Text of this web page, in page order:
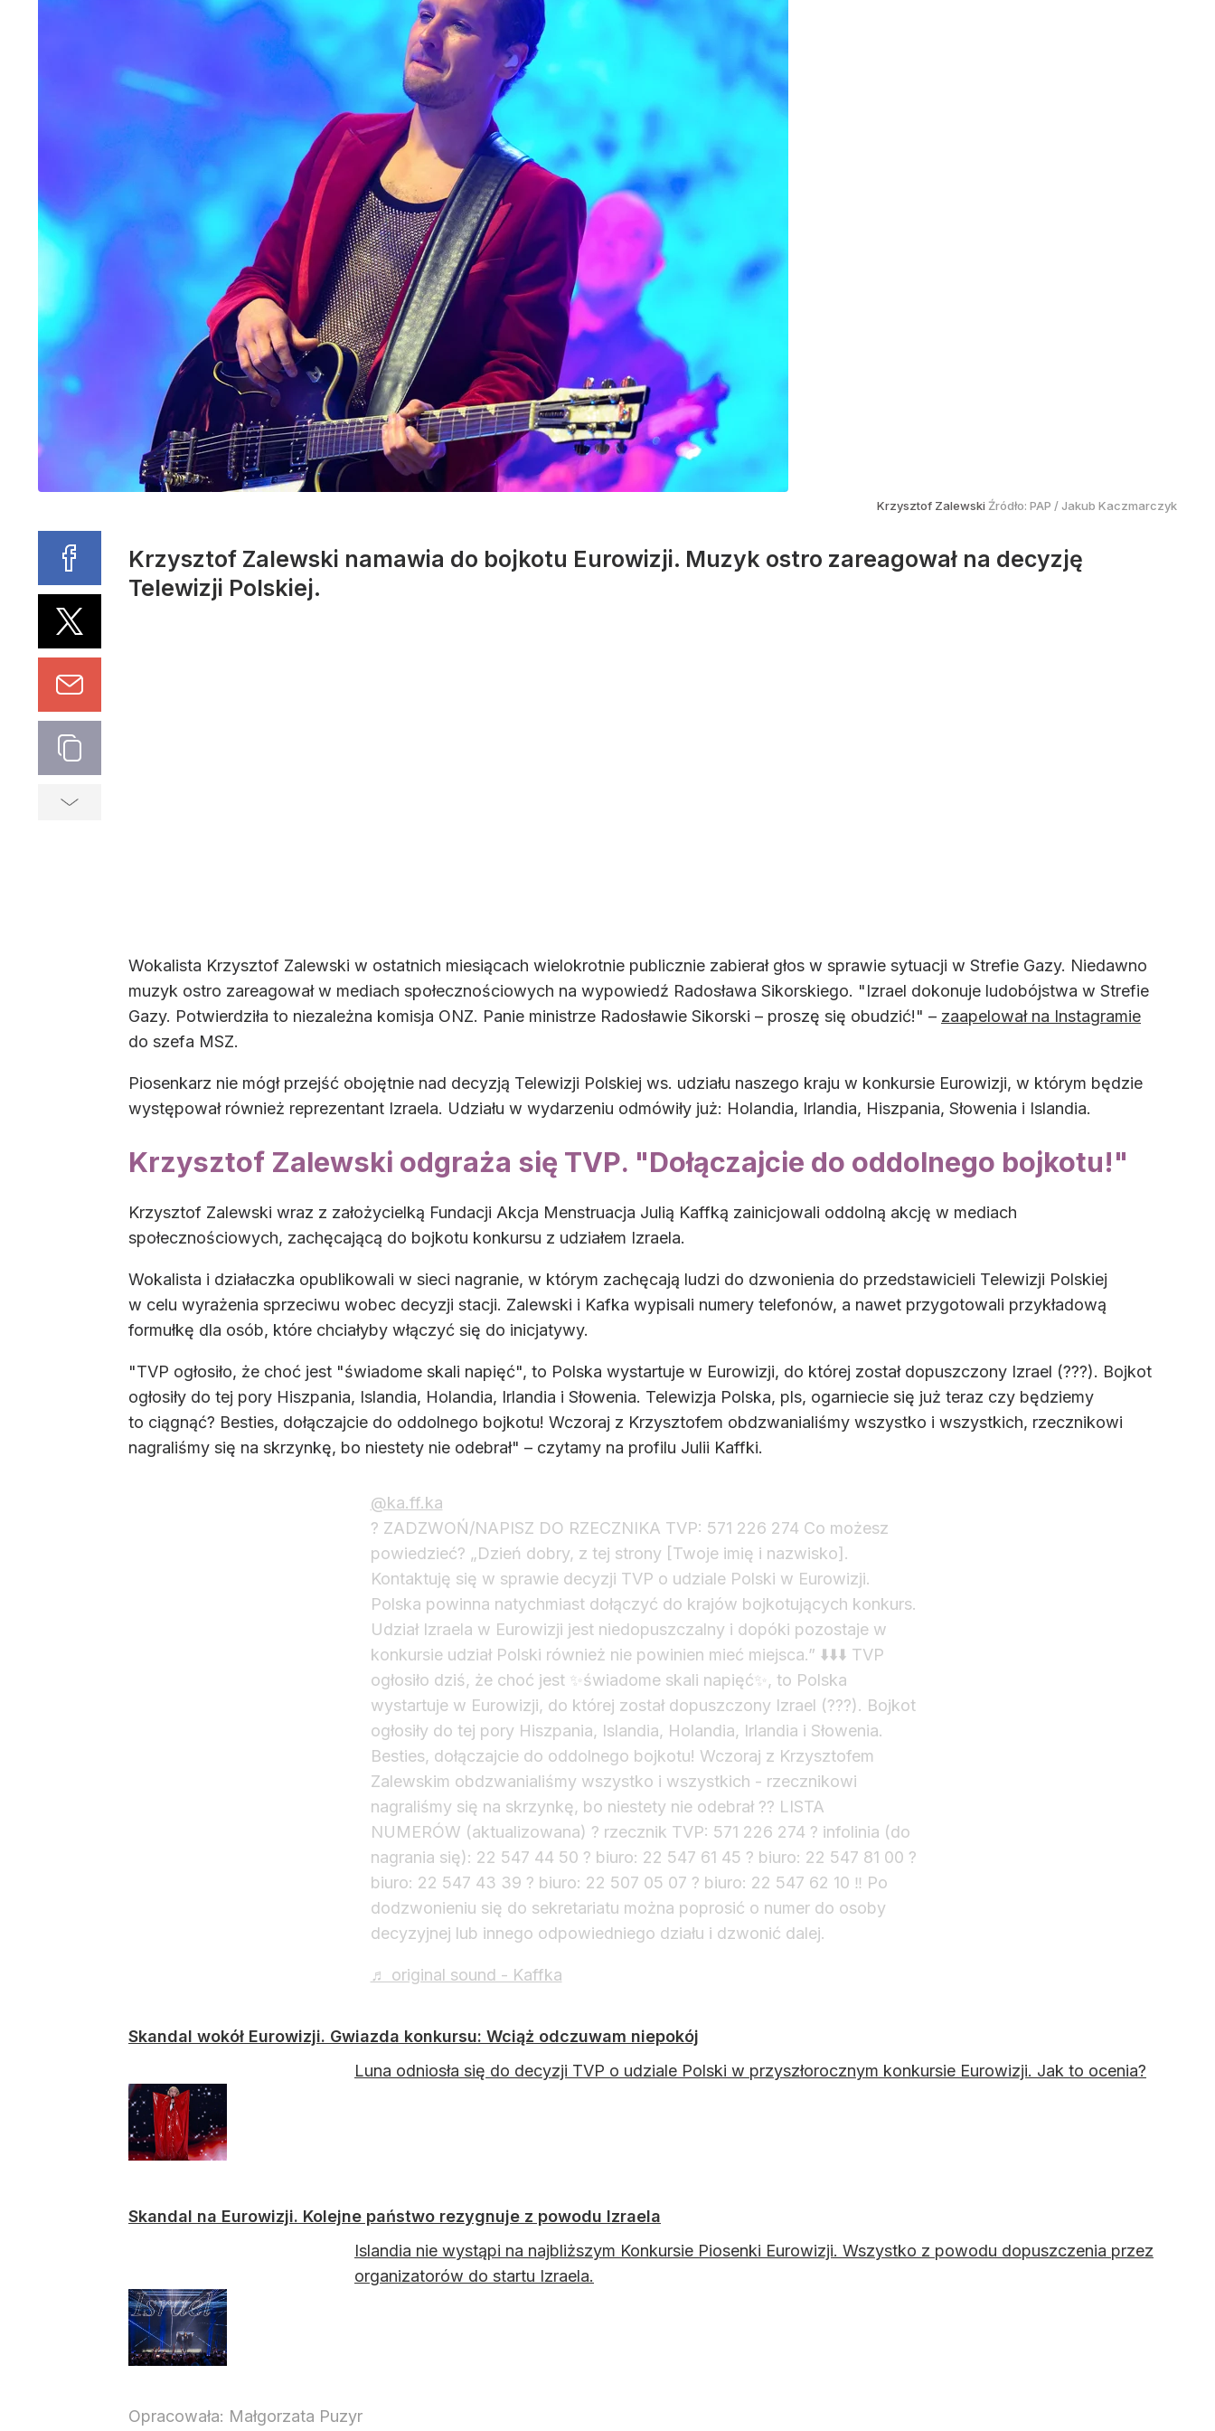
Krzysztof Zalewski Źródło: PAP /Jakub Kaczmarczyk
Krzysztof Zalewski namawia do bojkotu Eurowizji. Muzyk ostro zareagował na decyzję
Telewizji Polskiej.
Wokalista Krzysztof Zalewski w ostatnich miesiącach wielokrotnie publicznie zabierał głos w sprawie sytuacji w Strefie Gazy. Niedawno
muzyk ostro zareagował w mediach społecznościowych na wypowiedź Radosława Sikorskiego. "Izrael dokonuje ludobójstwa w Strefie
Gazy. Potwierdziła to niezależna komisja ONZ. Panie ministrze Radosławie Sikorski – proszę się obudzić!" – zaapelował na Instagramie
do szefa MSZ.
Piosenkarz nie mógł przejść obojętnie nad decyzją Telewizji Polskiej ws. udziału naszego kraju w konkursie Eurowizji, w którym będzie
występował również reprezentant Izraela. Udziału w wydarzeniu odmówiły już: Holandia, Irlandia, Hiszpania, Słowenia i Islandia.
Krzysztof Zalewski odgraża się TVP. "Dołączajcie do oddolnego bojkotu!"
Krzysztof Zalewski wraz z założycielką Fundacji Akcja Menstruacja Julią Kaffką zainicjowali oddolną akcję w mediach
społecznościowych, zachęcającą do bojkotu konkursu z udziałem Izraela.
Wokalista i działaczka opublikowali w sieci nagranie, w którym zachęcają ludzi do dzwonienia do przedstawicieli Telewizji Polskiej
w celu wyrażenia sprzeciwu wobec decyzji stacji. Zalewski i Kafka wypisali numery telefonów, a nawet przygotowali przykładową
formułkę dla osób, które chciałyby włączyć się do inicjatywy.
"TVP ogłosiło, że choć jest "świadome skali napięć", to Polska wystartuje w Eurowizji, do której został dopuszczony Izrael (???). Bojkot
ogłosiły do tej pory Hiszpania, Islandia, Holandia, Irlandia i Słowenia. Telewizja Polska, pls, ogarniecie się już teraz czy będziemy
to ciągnąć? Besties, dołączajcie do oddolnego bojkotu! Wczoraj z Krzysztofem obdzwanialiśmy wszystko i wszystkich, rzecznikowi
nagraliśmy się na skrzynkę, bo niestety nie odebrał" – czytamy na profilu Julii Kaffki.
@ka.ff.ka
? ZADZWOŃ/NAPISZ DO RZECZNIKA TVP: 571 226 274 Co możesz
powiedzieć? „Dzień dobry, z tej strony [Twoje imię i nazwisko].
Kontaktuję się w sprawie decyzji TVP o udziale Polski w Eurowizji.
Polska powinna natychmiast dołączyć do krajów bojkotujących konkurs.
Udział Izraela w Eurowizji jest niedopuszczalny i dopóki pozostaje w
konkursie udział Polski również nie powinien mieć miejsca.” ⬇️⬇️⬇️ TVP
ogłosiło dziś, że choć jest ✨️świadome skali napięć✨️, to Polska
wystartuje w Eurowizji, do której został dopuszczony Izrael (???). Bojkot
ogłosiły do tej pory Hiszpania, Islandia, Holandia, Irlandia i Słowenia.
Besties, dołączajcie do oddolnego bojkotu! Wczoraj z Krzysztofem
Zalewskim obdzwanialiśmy wszystko i wszystkich - rzecznikowi
nagraliśmy się na skrzynkę, bo niestety nie odebrał ?‍? LISTA
NUMERÓW (aktualizowana) ? rzecznik TVP: 571 226 274 ? infolinia (do
nagrania się): 22 547 44 50 ? biuro: 22 547 61 45 ? biuro: 22 547 81 00 ?
biuro: 22 547 43 39 ? biuro: 22 507 05 07 ? biuro: 22 547 62 10 ‼️ Po
dodzwonieniu się do sekretariatu można poprosić o numer do osoby
decyzyjnej lub innego odpowiedniego działu i dzwonić dalej.
♬ original sound - Kaffka
Skandal wokół Eurowizji. Gwiazda konkursu: Wciąż odczuwam niepokój
Luna odniosła się do decyzji TVP o udziale Polski w przyszłorocznym konkursie Eurowizji. Jak to ocenia?
Skandal na Eurowizji. Kolejne państwo rezygnuje z powodu Izraela
Islandia nie wystąpi na najbliższym Konkursie Piosenki Eurowizji. Wszystko z powodu dopuszczenia przez
organizatorów do startu Izraela.
Opracowała: Małgorzata Puzyr